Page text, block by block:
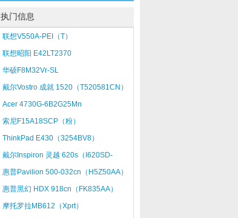
执门信息
联想V550A-PEI（T）
联想昭阳 E42LT2370
华硕F8M32Vr-SL
戴尔Vostro 成就 1520（T520581CN）
高配
Acer 4730G-6B2G25Mn
索尼F15A18SCP（粉）
ThinkPad E430（3254BV8）
戴尔Inspiron 灵越 620s（I620SD-
258）
惠普Pavilion 500-032cn（H5Z50AA）
惠普黑幻 HDX 918cn（FK835AA）
摩托罗拉MB612（Xprt）